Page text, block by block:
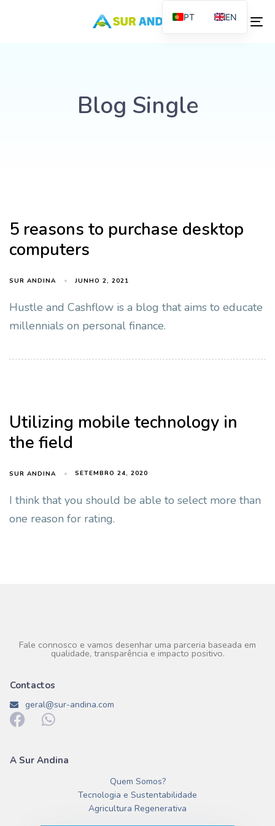
Blog Single
5 reasons to purchase desktop
computers
SUR ANDINA JUNHO 2, 2021
Hustle and Cashflow is a blog that aims to educate
millennials on personal finance.
Utilizing mobile technology in
the field
SUR ANDINA SETEMBRO 24, 2020
I think that you should be able to select more than
one reason for rating.
Fale connosco e vamos desenhar uma parceria baseada em
qualidade, transparência e impacto positivo.
Contactos
geral@sur-andina.com
A Sur Andina
Quem Somos?
Tecnologia e Sustentabilidade
Agricultura Regenerativa
PT EN